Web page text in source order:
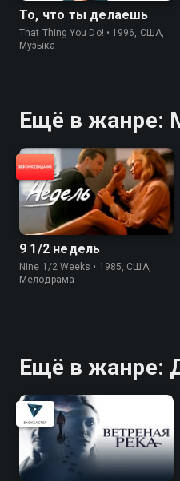
То, что ты делаешь
That Thing You Do! • 1996, США,
Музыка
Ещё в жанре:
9 1/2 недель
Nine 1/2 Weeks • 1985, США,
Мелодрама
Ещё в жанре: